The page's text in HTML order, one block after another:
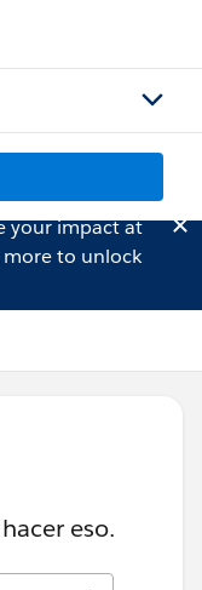
your impact at
to unlock
eso.